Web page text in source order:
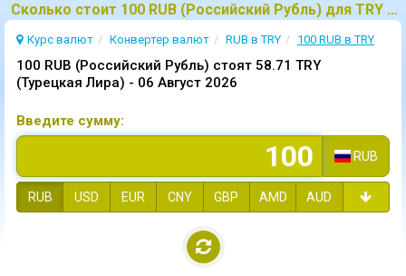
Сколько стоит 100 RUB (Российский Рубль) для TRY (Турецкая Лира)?
Курс валют Конвертер валют RUB в TRY 100 RUB в TRY
100 RUB (Российский Рубль) стоят 58.71 TRY
(Турецкая Лира) - 06 Август 2026
Введите сумму:
RUB
RUB USD EUR CNY GBP AMD AUD